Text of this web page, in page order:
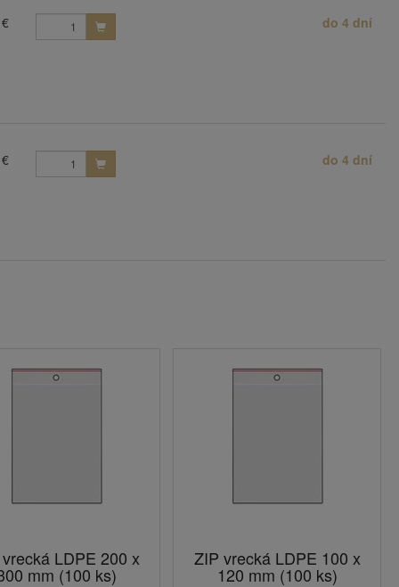
do 4 dní
do 4 dní
LDPE 200 x
mm (100 ks)
ZIP vrecká LDPE 100 x
120 mm (100 ks)